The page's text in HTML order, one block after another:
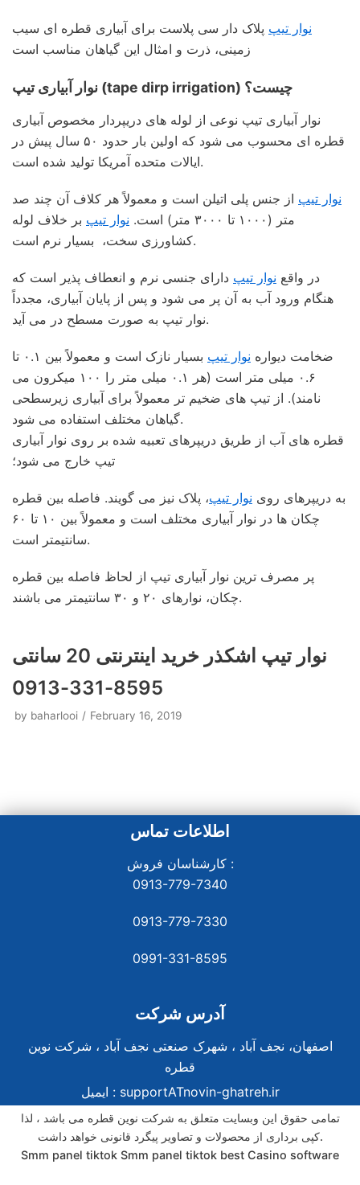
نوار تیپ پلاک دار سی پلاست برای آبیاری قطره ای سیب
زمینی، ذرت و امثال این گیاهان مناسب است
نوار آبیاری تیپ (tape dirp irrigation) چیست؟
نوار آبیاری تیپ نوعی از لوله های دریپردار مخصوص آبیاری
قطره ای محسوب می شود که اولین بار حدود ۵۰ سال پیش در
ایالات متحده آمریکا تولید شده است.
نوار تیپ از جنس پلی اتیلن است و معمولاً هر کلاف آن چند صد
متر (۱۰۰۰ تا ۳۰۰۰ متر) است.
نوار تیپ بر خلاف لوله
کشاورزی سخت، بسیار نرم است.
در واقع نوار تیپ دارای جنسی نرم و انعطاف پذیر است که
هنگام ورود آب به آن پر می شود و پس از پایان آبیاری، مجدداً
نوار تیپ به صورت مسطح در می آید.
ضخامت دیواره نوار تیپ
بسیار نازک است و معمولاً بین ۰.۱ تا
۰.۶ میلی متر است (هر ۰.۱ میلی متر را ۱۰۰ میکرون می
نامند). از تیپ های ضخیم تر معمولاً برای آبیاری زیرسطحی
گیاهان مختلف استفاده می شود.
قطره های آب از طریق دریپرهای تعبیه شده بر روی نوار آبیاری
تیپ خارج می شود؛
به دریپرهای روی نوار تیپ، پلاک نیز می گویند. فاصله بین قطره
چکان ها در نوار آبیاری مختلف است و معمولاً بین ۱۰ تا ۶۰
سانتیمتر است.
پر مصرف ترین نوار آبیاری تیپ از لحاظ فاصله بین قطره
چکان، نوارهای ۲۰ و ۳۰ سانتیمتر می باشند.
نوار تیپ اشکذر خرید اینترنتی 20 سانتی
8595-331-0913
by baharlooi February 16, 2019
اطلاعات تماس
کارشناسان فروش :
0913-779-7340
0913-779-7330
0991-331-8595
آدرس شرکت
اصفهان، نجف آباد ، شهرک صنعتی نجف آباد ، شرکت نوین
قطره
ایمیل : supportATnovin-ghatreh.ir
تمامی حقوق این وبسایت متعلق به شرکت نوین قطره می باشد ، لذا
کپی برداری از محصولات و تصاویر پیگرد قانونی خواهد داشت.
Smm panel tiktok Smm panel tiktok best Casino software